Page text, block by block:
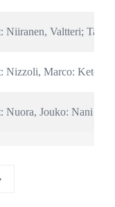
Niiranen, Valtteri;
Nizzoli, Marco: Keton
Nuora, Jouko: Nani